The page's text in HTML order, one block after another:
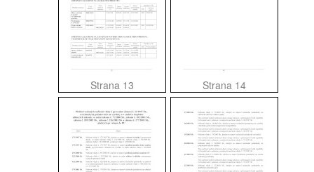
Strana 13 Strana 14